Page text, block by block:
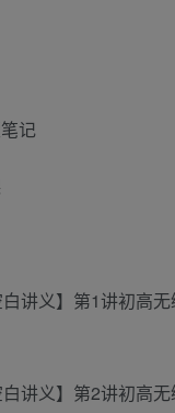
记
白讲义】第1讲初高
白讲义】第2讲初高